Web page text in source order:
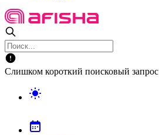
Слишком короткий поисковый запрос